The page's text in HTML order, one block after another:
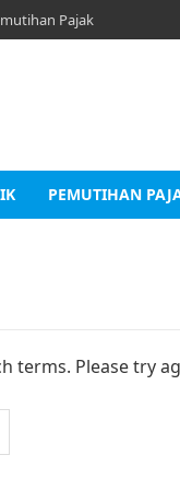
Pajak
PEMUTIHAN
terms. Please try